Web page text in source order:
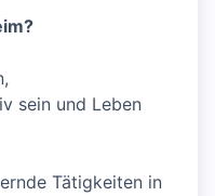
sein und Leben
Tätigkeiten in